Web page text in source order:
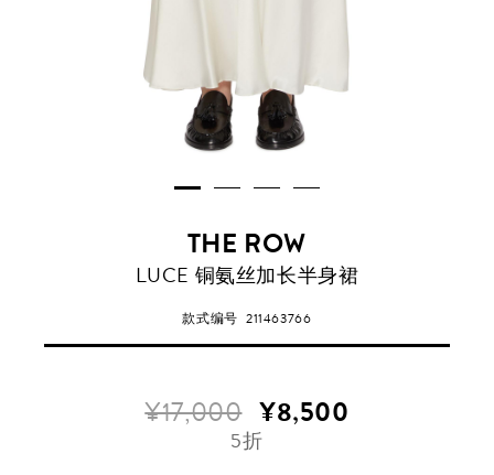
THE ROW
LUCE 铜氨丝加长半身裙
款式编号211463766
¥17,000 ¥8,500
5折